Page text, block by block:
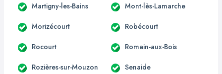
Martigny-les-Bains Mont-lès-Lamarche
Morizécourt Robécourt
Rocourt Romain-aux-Bois
Rozières-sur-Mouzon Senaide